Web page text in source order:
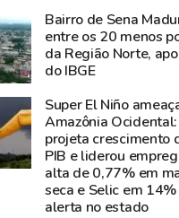
Bairro de Sena
entre os 20 menos
da Região Norte,
do IBGE
Super El Niño
Amazônia
projeta crescimento
PIB e liderou
alta de 0,77% em
seca e Selic em
alerta no estado